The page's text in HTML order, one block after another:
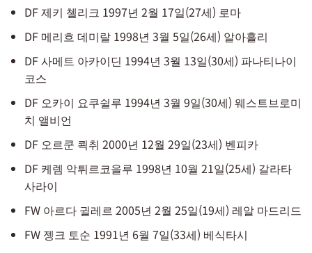
DF 제키 첼리크 1997년 2월 17일(27세) 로마
DF 메리흐 데미랄 1998년 3월 5일(26세) 알아흘리
DF 사메트 아카이딘 1994년 3월 13일(30세) 파나티나이
코스
DF 오카이 요쿠쉴루 1994년 3월 9일(30세) 웨스트브로미
치 앨비언
DF 오르쿤 쾩취 2000년 12월 29일(23세) 벤피카
DF 케렘 악튀르코을루 1998년 10월 21일(25세) 갈라타
사라이
FW 아르다 귈레르 2005년 2월 25일(19세) 레알 마드리드
FW 젱크 토순 1991년 6월 7일(33세) 베식타시